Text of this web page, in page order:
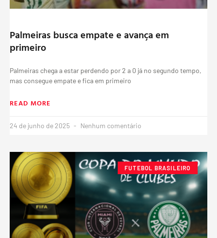
Palmeiras busca empate e avança em
primeiro
Palmeiras chega a estar perdendo por 2 a 0 já no segundo tempo,
mas consegue empate e fica em primeiro
READ MORE
24 de junho de 2025 Nenhum comentário
FUTEBOL BRASILEIRO